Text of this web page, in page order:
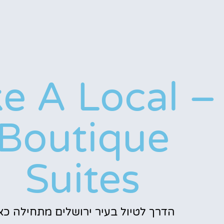
A Local –
Suites
הדרך לטיול בעיר ירושלים מתחילה